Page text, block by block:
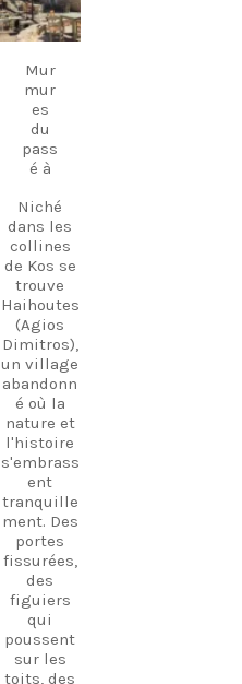
conseils
d'initiés,
à couper
le souffle
et vivre
des
expérienc
es
es à
travers
l'île de
Kos.
Découvrez
Kos. Vivez
davantag
e
d'expérien
ces. Créez
des
souvenirs.
Suivez-
nous et
commenc
ez dès
aujourd’h
ui à
planifier
votre
prochaine
aventure !
17
septembre
Mur
mur
es
du
pass
é à
Niché
dans les
collines
de Kos se
trouve
Haihoutes
(Agios
Dimitros),
un village
abandonn
é où la
nature et
l'histoire
s'embrass
ent
tranquille
ment. Des
portes
fissurées,
des
figuiers
qui
poussent
sur les
toits, des